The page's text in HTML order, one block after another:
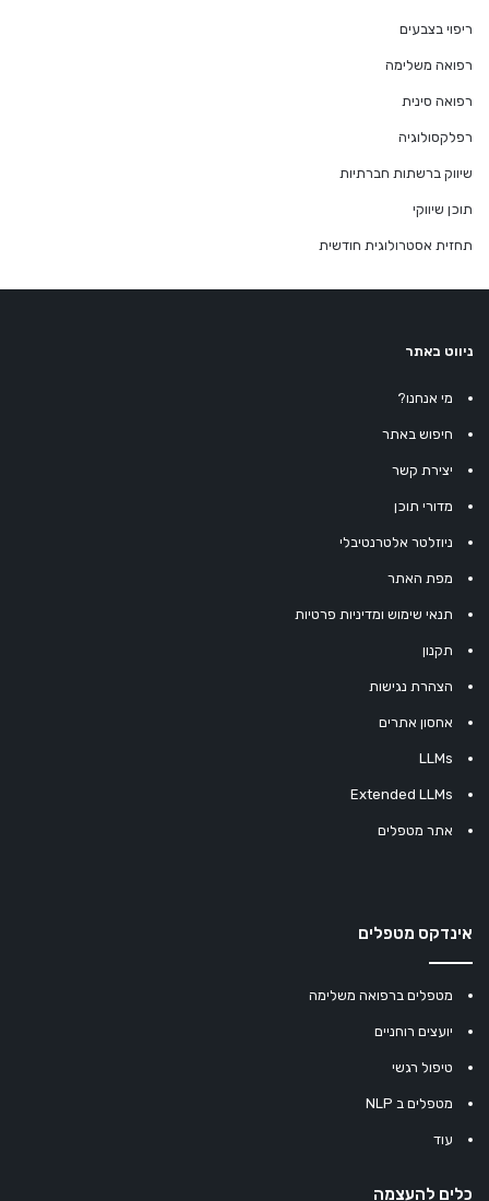
ריפוי בצבעים
רפואה משלימה
רפואה סינית
רפלקסולוגיה
שיווק ברשתות חברתיות
תוכן שיווקי
תחזית אסטרולוגית חודשית
ניווט באתר
מי אנחנו?
חיפוש באתר
יצירת קשר
מדורי תוכן
ניוזלטר אלטרנטיבלי
מפת האתר
תנאי שימוש ומדיניות פרטיות
תקנון
הצהרת נגישות
אחסון אתרים
LLMs
Extended LLMs
אתר מטפלים
אינדקס מטפלים
מטפלים ברפואה משלימה
יועצים רוחניים
טיפול רגשי
מטפלים ב NLP
עוד
כלים להעצמה